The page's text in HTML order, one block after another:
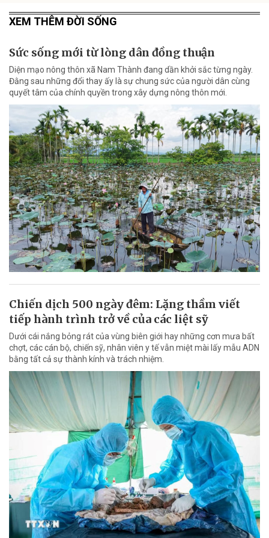
XEM THÊM ĐỜI SỐNG
Sức sống mới từ lòng dân đồng thuận
Diện mạo nông thôn xã Nam Thành đang dần khởi sắc từng ngày.
Đằng sau những đổi thay ấy là sự chung sức của người dân cùng
quyết tâm của chính quyền trong xây dựng nông thôn mới.
Chiến dịch 500 ngày đêm: Lặng thầm viết
tiếp hành trình trở về của các liệt sỹ
Dưới cái nắng bỏng rát của vùng biên giới hay những cơn mưa bất
chợt, các cán bộ, chiến sỹ, nhân viên y tế vẫn miệt mài lấy mẫu ADN
bằng tất cả sự thành kính và trách nhiệm.